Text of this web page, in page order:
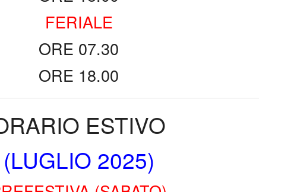
FERIALE
ORE 07.30
ORE 18.00
ESTIVO
(LUGLIO 2025)